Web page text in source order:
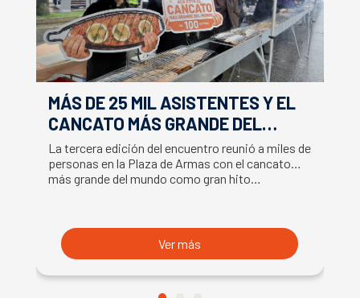
MÁS DE 25 MIL ASISTENTES Y EL
CANCATO MÁS GRANDE DEL
MUNDO MARCAN EXITOSO CIERRE
DE LA SEMANA DEL SALMÓN
La tercera edición del encuentro reunió a miles de
personas en la Plaza de Armas con el cancato
más grande del mundo como gran hito…
Ver más